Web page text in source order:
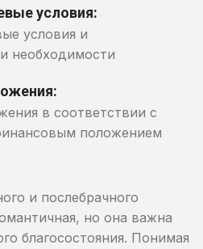
условия:
условия и
необходимости
в соответствии с
положением
и послебрачного
но она важна
благосостояния. Понимая